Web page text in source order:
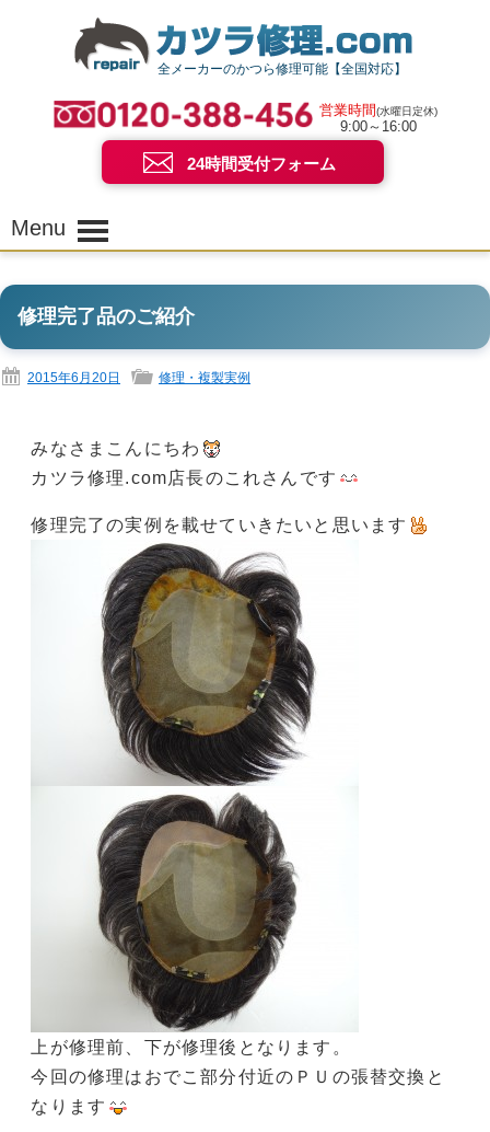
全メーカーのかつら修理可能【全国対応】
営業時間(水曜日定休)
9:00～16:00
24時間受付フォーム
Menu
修理完了品のご紹介
2015年6月20日 修理・複製実例
みなさまこんにちわ
カツラ修理.com店長のこれさんです
修理完了の実例を載せていきたいと思います
上が修理前、下が修理後となります。
今回の修理はおでこ部分付近のＰＵの張替交換と
なります